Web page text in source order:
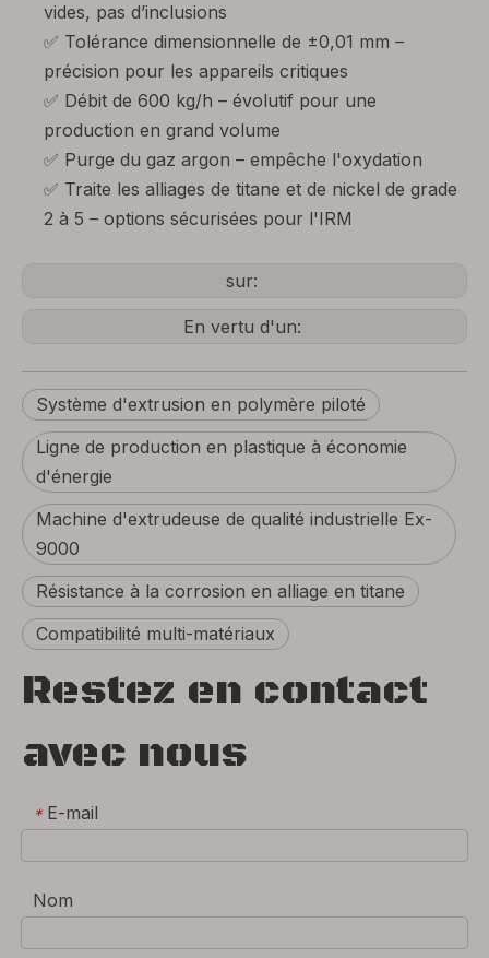
vides, pas d’inclusions
✅ Tolérance dimensionnelle de ±0,01 mm –
précision pour les appareils critiques
✅ Débit de 600 kg/h – évolutif pour une
production en grand volume
✅ Purge du gaz argon – empêche l'oxydation
✅ Traite les alliages de titane et de nickel de grade
2 à 5 – options sécurisées pour l'IRM
sur:
En vertu d'un:
Système d'extrusion en polymère piloté
Ligne de production en plastique à économie
d'énergie
Machine d'extrudeuse de qualité industrielle Ex-
9000
Résistance à la corrosion en alliage en titane
Compatibilité multi-matériaux
Restez en contact
avec nous
* E-mail
Nom